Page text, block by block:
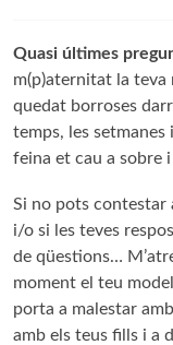
Quasi últimes
m(p)aternitat la teva
quedat borroses
temps, les setmanes
feina et cau a sobre
Si no pots contestar
i/o si les teves
de qüestions…
moment el teu
porta a malestar
amb els teus fills i a